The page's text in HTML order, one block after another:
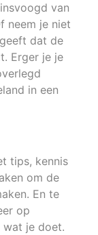
van
neem je niet
dat de
Erger je je
in een
tips, kennis
om de
En te
op
je doet.